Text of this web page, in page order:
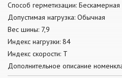
Способ герметизации: Бескамерная
Допустимая нагрузка: Обычная
Вес шины: 7,9
Индекс нагрузки: 84
Индекс скорости: T
Дополнительное описание